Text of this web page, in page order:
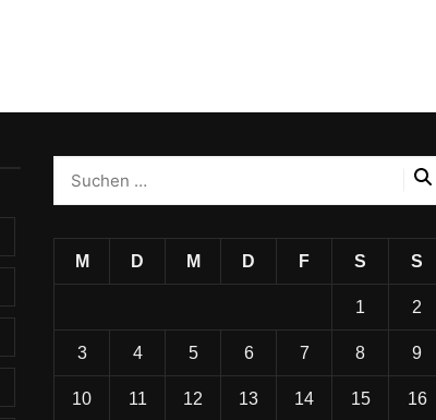
M D M D F S S
1 2
3 4 5 6 7 8 9
10 11 12 13 14 15 16